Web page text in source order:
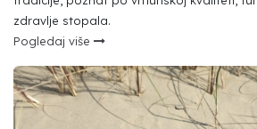
zdravlje stopala.
Pogledaj više